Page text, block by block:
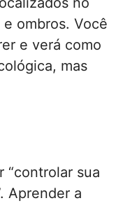
ombros. Você
e verá como
mas
“controlar sua
Aprender a